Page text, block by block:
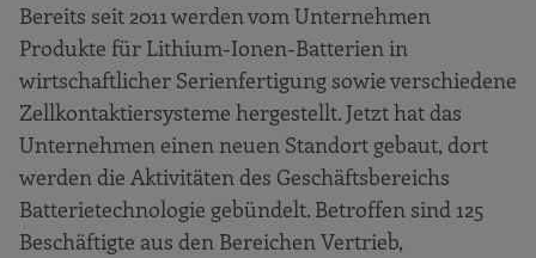
Bereits seit 2011 werden vom Unternehmen
Produkte für Lithium-Ionen-Batterien in
wirtschaftlicher Serienfertigung sowie verschiedene
Zellkontaktiersysteme hergestellt. Jetzt hat das
Unternehmen einen neuen Standort gebaut, dort
werden die Aktivitäten des Geschäftsbereichs
Batterietechnologie gebündelt. Betroffen sind 125
Beschäftigte aus den Bereichen Vertrieb,